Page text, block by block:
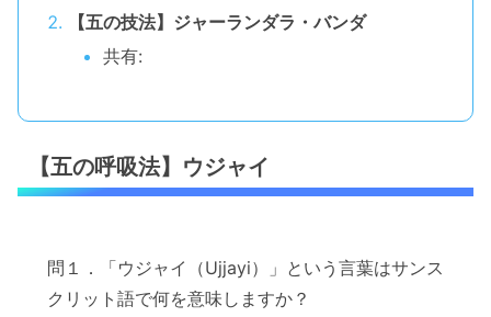
【五の技法】ジャーランダラ・バンダ
共有:
【五の呼吸法】ウジャイ
問１．「ウジャイ（Ujjayi）」という言葉はサンス
クリット語で何を意味しますか？